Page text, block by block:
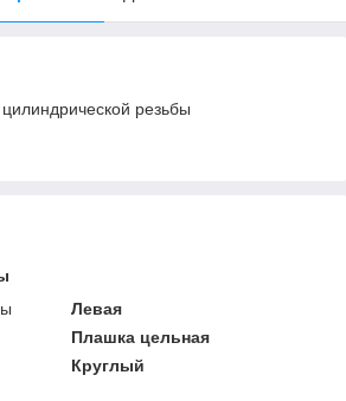
резьбы
Левая
Плашка цельная
Круглый